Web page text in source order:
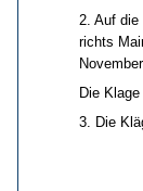
2. Auf die
richts
Die
3. Die